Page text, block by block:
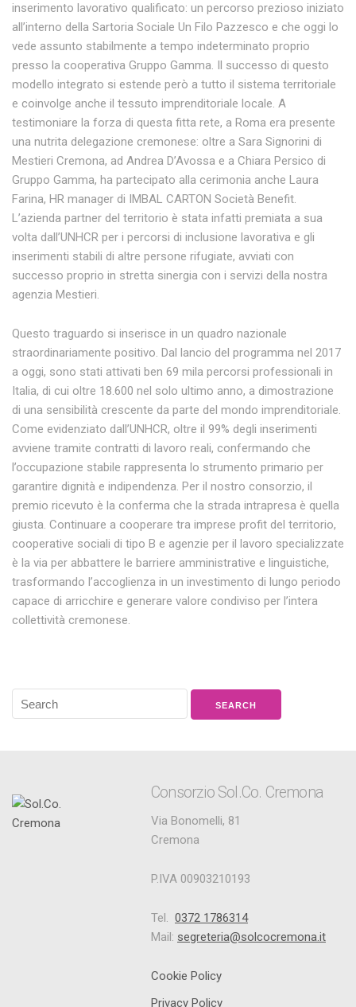
inserimento lavorativo qualificato: un percorso prezioso iniziato
all’interno della Sartoria Sociale Un Filo Pazzesco e che oggi lo
vede assunto stabilmente a tempo indeterminato proprio
presso la cooperativa Gruppo Gamma. Il successo di questo
modello integrato si estende però a tutto il sistema territoriale
e coinvolge anche il tessuto imprenditoriale locale. A
testimoniare la forza di questa fitta rete, a Roma era presente
una nutrita delegazione cremonese: oltre a Sara Signorini di
Mestieri Cremona, ad Andrea D’Avossa e a Chiara Persico di
Gruppo Gamma, ha partecipato alla cerimonia anche Laura
Farina, HR manager di IMBAL CARTON Società Benefit.
L’azienda partner del territorio è stata infatti premiata a sua
volta dall’UNHCR per i percorsi di inclusione lavorativa e gli
inserimenti stabili di altre persone rifugiate, avviati con
successo proprio in stretta sinergia con i servizi della nostra
agenzia Mestieri.
Questo traguardo si inserisce in un quadro nazionale
straordinariamente positivo. Dal lancio del programma nel 2017
a oggi, sono stati attivati ben 69 mila percorsi professionali in
Italia, di cui oltre 18.600 nel solo ultimo anno, a dimostrazione
di una sensibilità crescente da parte del mondo imprenditoriale.
Come evidenziato dall’UNHCR, oltre il 99% degli inserimenti
avviene tramite contratti di lavoro reali, confermando che
l’occupazione stabile rappresenta lo strumento primario per
garantire dignità e indipendenza. Per il nostro consorzio, il
premio ricevuto è la conferma che la strada intrapresa è quella
giusta. Continuare a cooperare tra imprese profit del territorio,
cooperative sociali di tipo B e agenzie per il lavoro specializzate
è la via per abbattere le barriere amministrative e linguistiche,
trasformando l’accoglienza in un investimento di lungo periodo
capace di arricchire e generare valore condiviso per l’intera
collettività cremonese.
Consorzio Sol.Co. Cremona
Via Bonomelli, 81
Cremona
P.IVA 00903210193
Tel. 0372 1786314
Mail: segreteria@solcocremona.it
Cookie Policy
Privacy Policy